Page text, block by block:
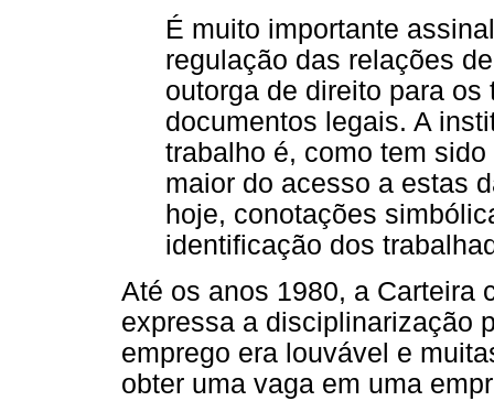
É muito importante
regulação das relações
outorga de direito para
documentos legais. A
trabalho é, como tem
maior do acesso a estas
hoje, conotações
identificação dos
Até os anos 1980, a Carteira
expressa a disciplinarização
emprego era louvável e
obter uma vaga em uma